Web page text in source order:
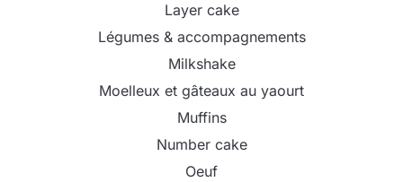
Layer cake
Légumes & accompagnements
Milkshake
Moelleux et gâteaux au yaourt
Muffins
Number cake
Oeuf